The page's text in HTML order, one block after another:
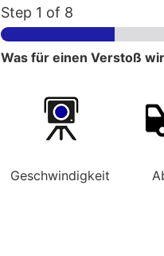
Step 1 of 8
Was für einen Verstoß
Geschwindigkeit